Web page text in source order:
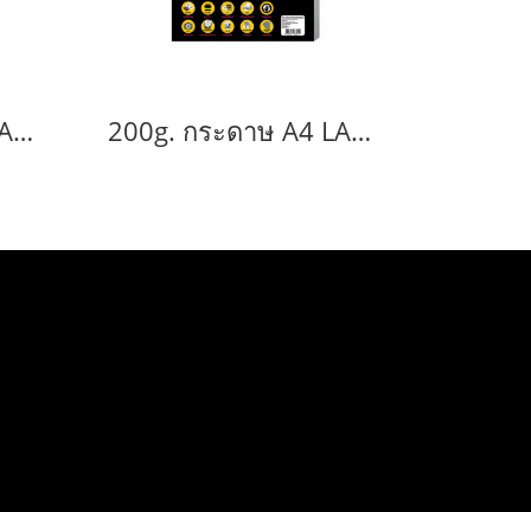
120g. กระดาษ A4 LASER PHOTO DOUBLE SIDE HIGH GLOSSY PAPER (WATER RESISTANT) 100 แผ่น 200g. กระดาษ A4 LASER PHOTO DOUBLE SIDE HIGH GLOSSY PAPER (WATER RESISTANT) 100 แผ่น